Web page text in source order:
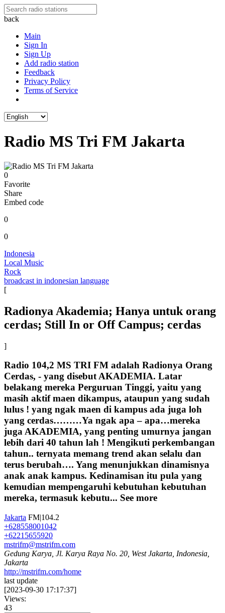
back
Main
Sign In
Sign Up
Add radio station
Feedback
Privacy Policy
Terms of Service
Radio MS Tri FM Jakarta
0
Favorite
Share
Embed code
0
0
Indonesia
Local Music
Rock
broadcast in indonesian language
[
Radionya Akademia; Hanya untuk orang
cerdas; Still In or Off Campus; cerdas
]
Radio 104,2 MS TRI FM adalah Radionya Orang
Cerdas, - yang disebut AKADEMIA. Latar
belakang mereka Perguruan Tinggi, yaitu yang
masih aktif maen dikampus, ataupun yang sudah
lulus ! yang ngak maen di kampus ada juga loh
yang cerdas………Ya ngak apa – apa…mereka
juga AKADEMIA, yang penting umurnya jangan
lebih dari 40 tahun lah ! Mengikuti perkembangan
tahun.. ternyata memang trend akan selalu dan
terus berubah…. Yang menunjukkan dinamisnya
anak anak kampus. Kedinamisan itu pula yang
kemudian mempengaruhi kebutuhan kebutuhan
mereka, termasuk kebutu... See more
Jakarta FM|104.2
+628558001042
+62215655920
mstrifm@mstrifm.com
Gedung Karya, Jl. Karya Raya No. 20, West Jakarta, Indonesia,
Jakarta
http://mstrifm.com/home
last update
[2023-09-30 17:17:37]
Views:
43